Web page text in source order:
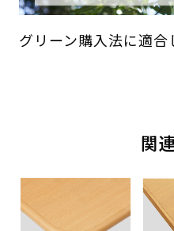
グリーン購入法に適合
関